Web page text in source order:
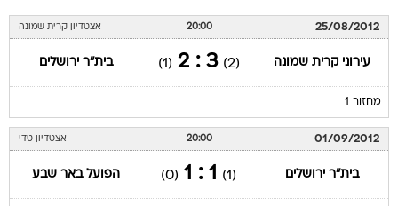
25/08/2012
20:00 אצטדיון קרית שמונה
עירוני קרית שמונה (2)
3 : 2
(1) בית"ר ירושלים
מחזור 1
01/09/2012
20:00 אצטדיון טדי
בית"ר ירושלים (1)
1 : 1
(0) הפועל באר שבע